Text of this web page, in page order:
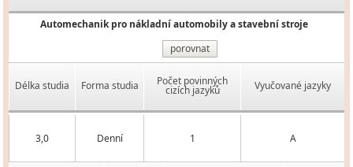
Automechanik pro nákladní automobily a stavební stroje
porovnat
Délka studia Forma studia Počet povinných
cizích jazyků Vyučované jazyky
3,0 Denní 1 A